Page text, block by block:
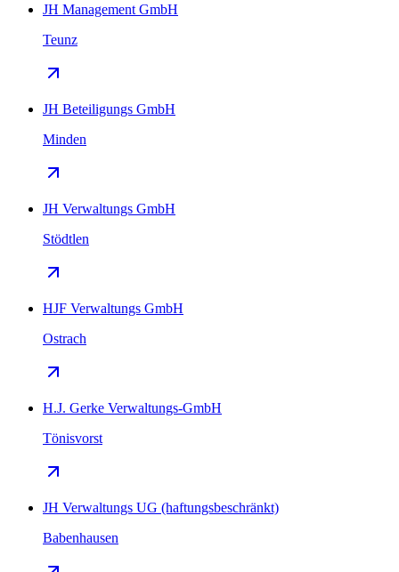
JH Management GmbH
Teunz
JH Beteiligungs GmbH
Minden
JH Verwaltungs GmbH
Stödtlen
HJF Verwaltungs GmbH
Ostrach
H.J. Gerke Verwaltungs-GmbH
Tönisvorst
JH Verwaltungs UG (haftungsbeschränkt)
Babenhausen